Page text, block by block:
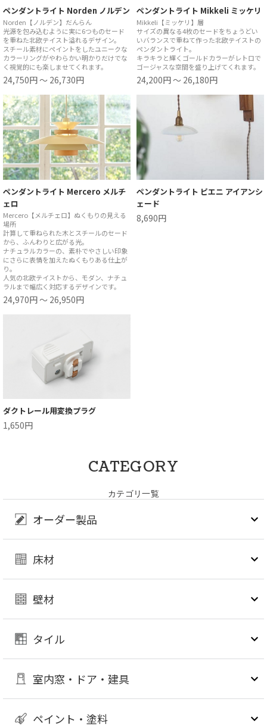
ペンダントライト Norden ノルデン
Norden【ノルデン】だんらん
光源を包み込むように実に6つものセード
を重ねた北欧テイスト溢れるデザイン。
スチール素材にペイントをしたユニークな
カラーリングがやわらかい明かりだけでな
く視覚的にも楽しませてくれます。
24,750円 ～ 26,730円
ペンダントライト Mikkeli ミッケリ
Mikkeli【ミッケリ】層
サイズの異なる4枚のセードをちょうどい
いバランスで重ねて作った北欧テイストの
ペンダントライト。
キラキラと輝くゴールドカラーがレトロで
ゴージャスな空間を盛り上げてくれます。
24,200円 ～ 26,180円
ペンダントライト Mercero メルチ
ェロ
Mercero【メルチェロ】ぬくもりの見える
場所
計算して重ねられた木とスチールのセード
から、ふんわりと広がる光。
ナチュラルカラーの、素朴でやさしい印象
にさらに表情を加えたぬくもりある仕上が
り。
人気の北欧テイストから、モダン、ナチュ
ラルまで幅広く対応するデザインです。
24,970円 ～ 26,950円
ペンダントライト ピエニ アイアンシ
ェード
8,690円
ダクトレール用変換プラグ
1,650円
CATEGORY
カテゴリ一覧
オーダー製品
床材
壁材
タイル
室内窓・ドア・建具
ペイント・塗料